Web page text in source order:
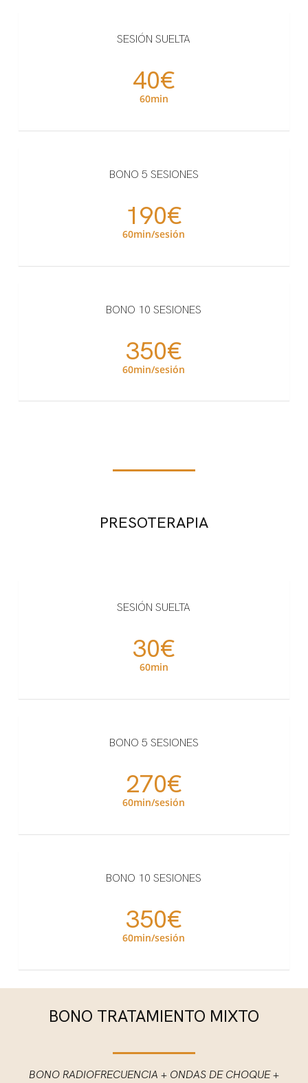
SESIÓN SUELTA
40€
60min
BONO 5 SESIONES
190€
60min/sesión
BONO 10 SESIONES
350€
60min/sesión
PRESOTERAPIA
SESIÓN SUELTA
30€
60min
BONO 5 SESIONES
270€
60min/sesión
BONO 10 SESIONES
350€
60min/sesión
BONO TRATAMIENTO MIXTO
BONO RADIOFRECUENCIA + ONDAS DE CHOQUE +